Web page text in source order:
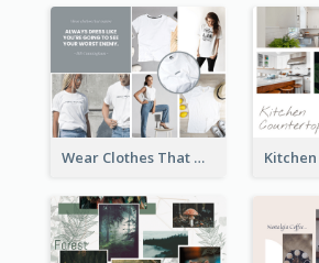
Wear Clothes That Matter Mood Board